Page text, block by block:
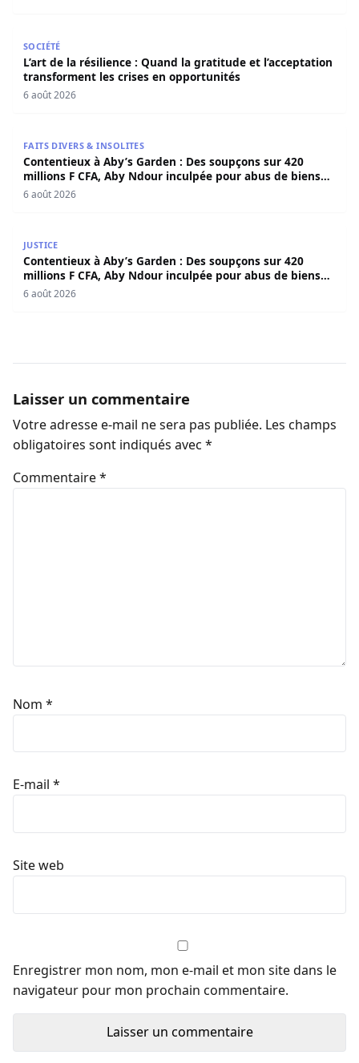
SOCIÉTÉ
L’art de la résilience : Quand la gratitude et l’acceptation
transforment les crises en opportunités
6 août 2026
FAITS DIVERS & INSOLITES
Contentieux à Aby’s Garden : Des soupçons sur 420
millions F CFA, Aby Ndour inculpée pour abus de biens
sociaux
6 août 2026
JUSTICE
Contentieux à Aby’s Garden : Des soupçons sur 420
millions F CFA, Aby Ndour inculpée pour abus de biens
sociaux
6 août 2026
Laisser un commentaire
Votre adresse e-mail ne sera pas publiée. Les champs
obligatoires sont indiqués avec *
Commentaire*
Nom *
E-mail *
Site web
Enregistrer mon nom, mon e-mail et mon site dans le
navigateur pour mon prochain commentaire.